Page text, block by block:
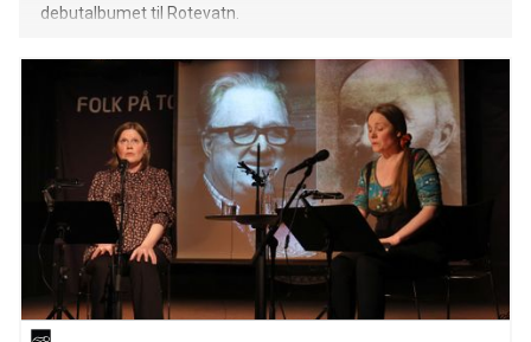
debutalbumet til Rotevatn.